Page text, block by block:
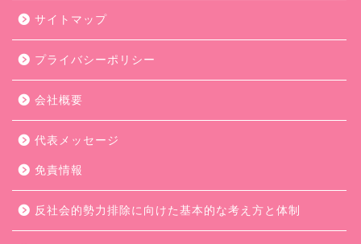
サイトマップ
プライバシーポリシー
会社概要
代表メッセージ
免責情報
反社会的勢力排除に向けた基本的な考え方と体制